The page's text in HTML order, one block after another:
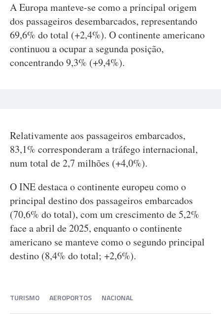
A Europa manteve-se como a principal origem
dos passageiros desembarcados, representando
69,6% do total (+2,4%). O continente americano
continuou a ocupar a segunda posição,
concentrando 9,3% (+9,4%).
Relativamente aos passageiros embarcados,
83,1% corresponderam a tráfego internacional,
num total de 2,7 milhões (+4,0%).
O INE destaca o continente europeu como o
principal destino dos passageiros embarcados
(70,6% do total), com um crescimento de 5,2%
face a abril de 2025, enquanto o continente
americano se manteve como o segundo principal
destino (8,4% do total; +2,6%).
TURISMO AEROPORTOS NACIONAL